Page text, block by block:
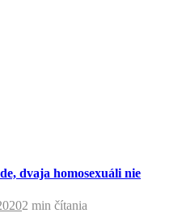
dvaja homosexuáli nie
2 min čítania